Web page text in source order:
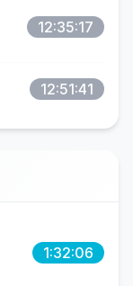
12:35:17
12:51:41
1:32:06